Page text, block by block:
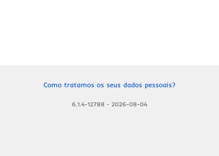
Como tratamos os seus dados pessoais?
6.1.4-12788 - 2026-08-04